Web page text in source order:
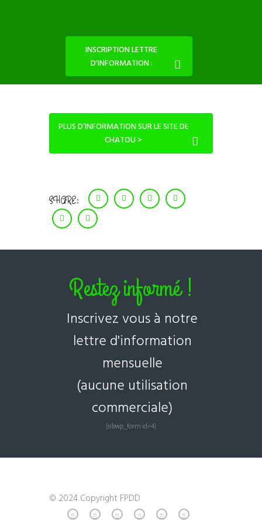
INSCRIPTION LETTRE
D'INFORMATION :
PLUS D’INFORMATION SUR LE SITE DE
CHATOU >
SHARE:
Restez informé !
Inscrivez vous à notre
lettre d'information
mensuelle
(aucune utilisation
commerciale)
[sibwp_form id=4]
© 2024 Copyright FPDD